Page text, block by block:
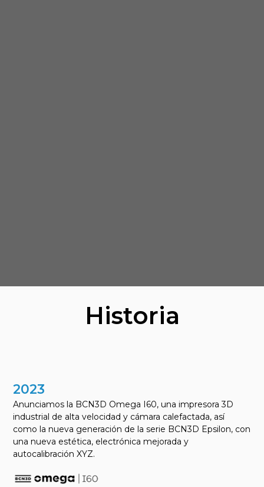
Historia
2023
Anunciamos la BCN3D Omega I60, una impresora 3D
industrial de alta velocidad y cámara calefactada, así
como la nueva generación de la serie BCN3D Epsilon, con
una nueva estética, electrónica mejorada y
autocalibración XYZ.